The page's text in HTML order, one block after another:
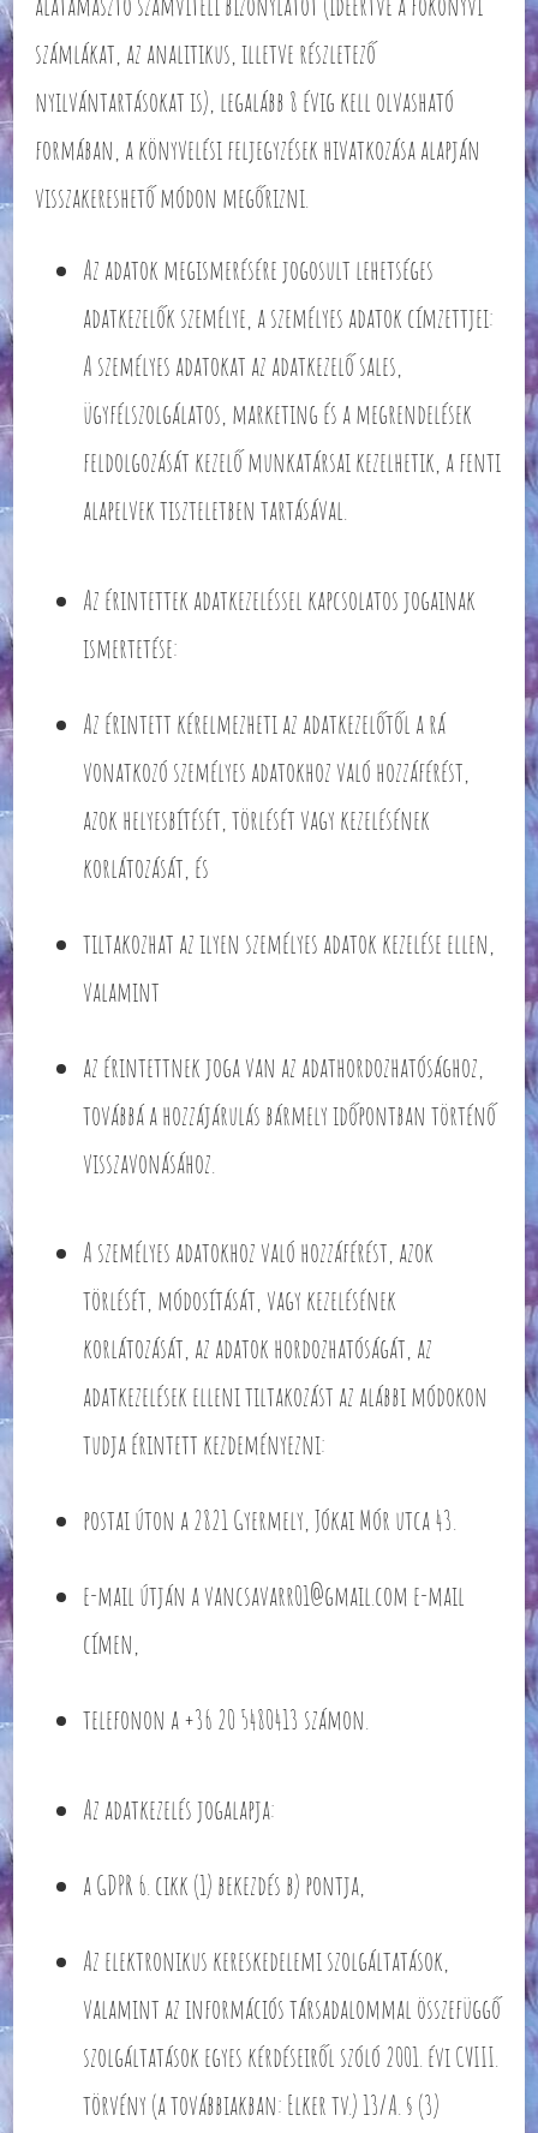
számlákat, az analitikus, illetve részletező
nyilvántartásokat is), legalább 8 évig kell olvasható
formában, a könyvelési feljegyzések hivatkozása alapján
visszakereshető módon megőrizni.
Az adatok megismerésére jogosult lehetséges
adatkezelők személye, a személyes adatok címzettjei:
A személyes adatokat az adatkezelő sales,
ügyfélszolgálatos, marketing és a megrendelések
feldolgozását kezelő munkatársai kezelhetik, a fenti
alapelvek tiszteletben tartásával.
Az érintettek adatkezeléssel kapcsolatos jogainak
ismertetése:
Az érintett kérelmezheti az adatkezelőtől a rá
vonatkozó személyes adatokhoz való hozzáférést,
azok helyesbítését, törlését vagy kezelésének
korlátozását, és
tiltakozhat az ilyen személyes adatok kezelése ellen,
valamint
az érintettnek joga van az adathordozhatósághoz,
továbbá a hozzájárulás bármely időpontban történő
visszavonásához.
A személyes adatokhoz való hozzáférést, azok
törlését, módosítását, vagy kezelésének
korlátozását, az adatok hordozhatóságát, az
adatkezelések elleni tiltakozást az alábbi módokon
tudja érintett kezdeményezni:
postai úton a 2821 Gyermely, Jókai Mór utca 43.
e-mail útján a vancsavarr01@gmail.com e-mail
címen,
telefonon a +36 20 5480413 számon.
Az adatkezelés jogalapja:
a GDPR 6. cikk (1) bekezdés b) pontja,
Az elektronikus kereskedelemi szolgáltatások,
valamint az információs társadalommal összefüggő
szolgáltatások egyes kérdéseiről szóló 2001. évi CVIII.
törvény (a továbbiakban: Elker tv.) 13/A. § (3)